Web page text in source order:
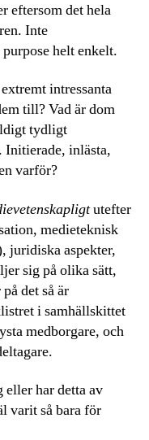
eftersom det hela
Inte
helt enkelt.
intressanta
till? Vad är dom
tydligt
Initierade, inlästa,
varför?
utefter
medieteknisk
juridiska aspekter,
sig på olika sätt,
det så är
i samhällskittet
medborgare, och
eller har detta av
varit så bara för